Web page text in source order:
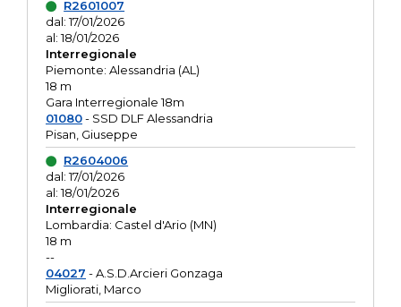
R2601007
dal: 17/01/2026
al: 18/01/2026
Interregionale
Piemonte: Alessandria (AL)
18 m
Gara Interregionale 18m
01080- SSD DLF Alessandria
Pisan, Giuseppe
R2604006
dal: 17/01/2026
al: 18/01/2026
Interregionale
Lombardia: Castel d'Ario (MN)
18 m
--
04027 - A.S.D.Arcieri Gonzaga
Migliorati, Marco